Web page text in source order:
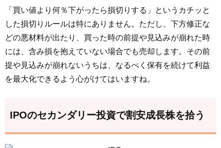
「買い値より何％下がったら損切りする」というカチッと
した損切りルールは特にありません。ただし、下方修正な
どの悪材料が出たり、買った時の前提や見込みが崩れた時
には、含み損を抱えていない場合でも売却します。その前
提や見込みが崩れないうちは、なるべく保有を続けて利益
を最大化できるよう心がけてはいますね。
IPOのセカンダリー投資で割安成長株を拾う